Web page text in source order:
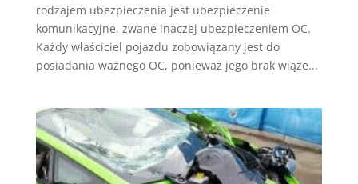
rodzajem ubezpieczenia jest ubezpieczenie
komunikacyjne, zwane inaczej ubezpieczeniem OC.
Każdy właściciel pojazdu zobowiązany jest do
posiadania ważnego OC, ponieważ jego brak wiąże...